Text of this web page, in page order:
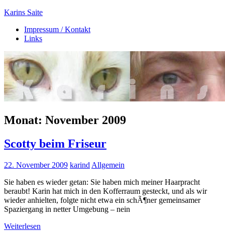
Zum
springen
Karins Saite
Tierisches
Ebsdorf
Impressum / Kontakt
Links
Monat: November 2009
Scotty beim Friseur
22. November 2009 karind Allgemein
Sie haben es wieder getan: Sie haben mich meiner Haarpracht
beraubt! Karin hat mich in den Kofferraum gesteckt, und als wir
wieder anhielten, folgte nicht etwa ein schÃ¶ner gemeinsamer
Spaziergang in netter Umgebung – nein
Weiterlesen